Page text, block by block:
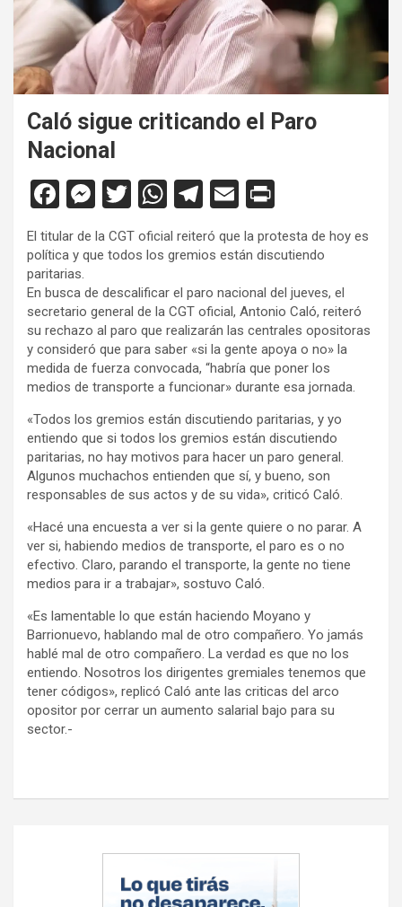
Caló sigue criticando el Paro
Nacional
F
a
ce
b
o
o
k
M
es
se
n
g
er
T
wi
tt
er
W
h
at
s
A
p
p
T
el
e
a
m
E
m
ail
in
tF
ri
e
n
dl
y
El titular de la CGT oficial reiteró que la protesta de hoy es
política y que todos los gremios están discutiendo
paritarias.
En busca de descalificar el paro nacional del jueves, el
secretario general de la CGT oficial, Antonio Caló, reiteró
su rechazo al paro que realizarán las centrales opositoras
y consideró que para saber «si la gente apoya o no» la
medida de fuerza convocada, “habría que poner los
medios de transporte a funcionar» durante esa jornada.
«Todos los gremios están discutiendo paritarias, y yo
entiendo que si todos los gremios están discutiendo
paritarias, no hay motivos para hacer un paro general.
Algunos muchachos entienden que sí, y bueno, son
responsables de sus actos y de su vida», criticó Caló.
«Hacé una encuesta a ver si la gente quiere o no parar. A
ver si, habiendo medios de transporte, el paro es o no
efectivo. Claro, parando el transporte, la gente no tiene
medios para ir a trabajar», sostuvo Caló.
«Es lamentable lo que están haciendo Moyano y
Barrionuevo, hablando mal de otro compañero. Yo jamás
hablé mal de otro compañero. La verdad es que no los
entiendo. Nosotros los dirigentes gremiales tenemos que
tener códigos», replicó Caló ante las criticas del arco
opositor por cerrar un aumento salarial bajo para su
sector.-